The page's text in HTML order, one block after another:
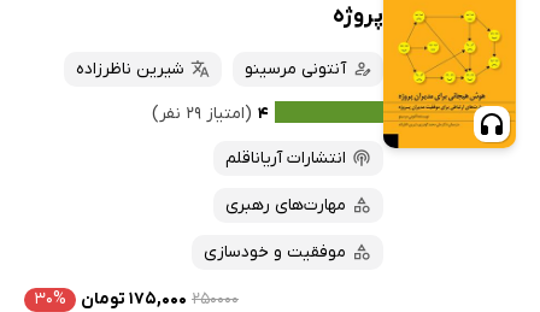
پروژه
آنتونی مرسینو
شیرین ناظرزاده
۴ (امتیاز ۲۹ نفر)
انتشارات آریاناقلم
مهارت‌های رهبری
موفقیت و خودسازی
۲۵۰۰۰۰ ۱۷۵,۰۰۰ تومان ۳۰%